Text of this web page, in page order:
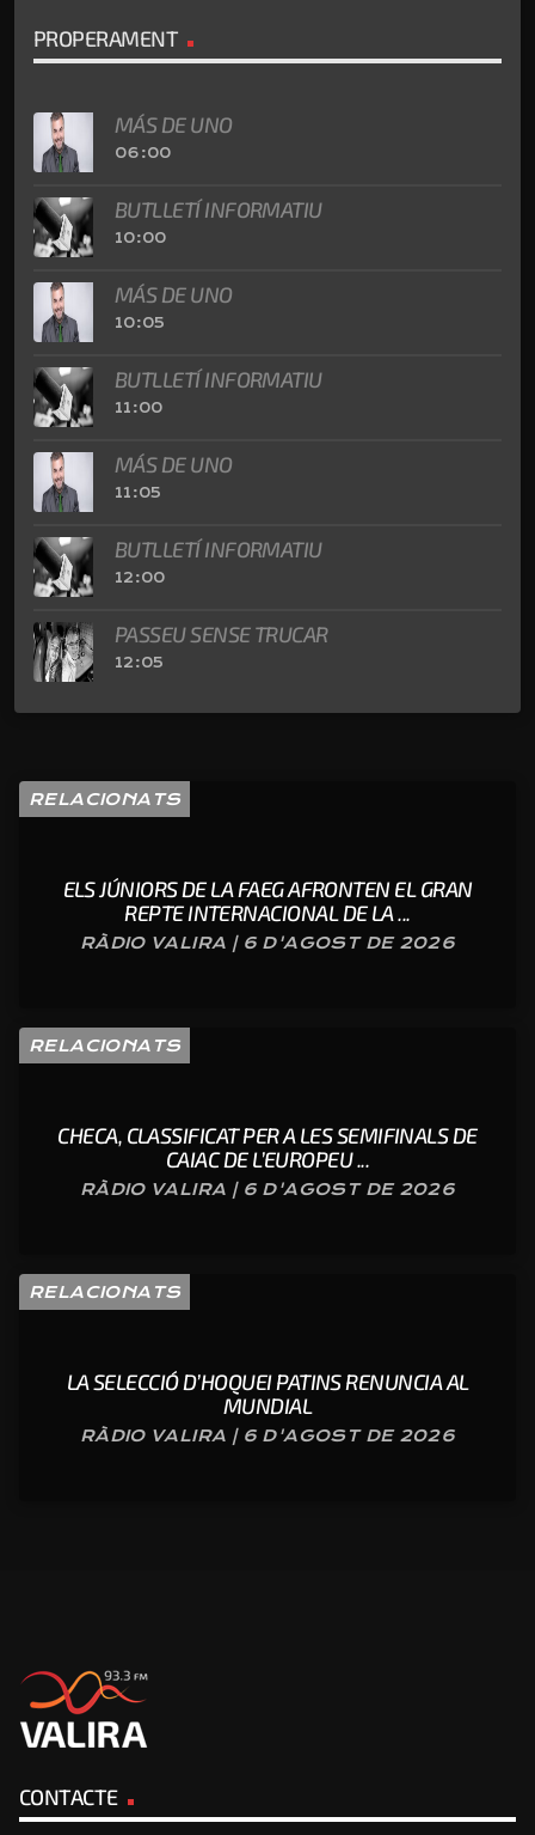
PROPERAMENT
MÁS DE UNO
06:00
BUTLLETÍ INFORMATIU
10:00
MÁS DE UNO
10:05
BUTLLETÍ INFORMATIU
11:00
MÁS DE UNO
11:05
BUTLLETÍ INFORMATIU
12:00
PASSEU SENSE TRUCAR
12:05
RELACIONATS
ELS JÚNIORS DE LA FAEG AFRONTEN EL GRAN
REPTE INTERNACIONAL DE LA ...
RÀDIO VALIRA | 6 D'AGOST DE 2026
RELACIONATS
CHECA, CLASSIFICAT PER A LES SEMIFINALS DE
CAIAC DE L’EUROPEU ...
RÀDIO VALIRA | 6 D'AGOST DE 2026
RELACIONATS
LA SELECCIÓ D’HOQUEI PATINS RENUNCIA AL
MUNDIAL
RÀDIO VALIRA | 6 D'AGOST DE 2026
CONTACTE